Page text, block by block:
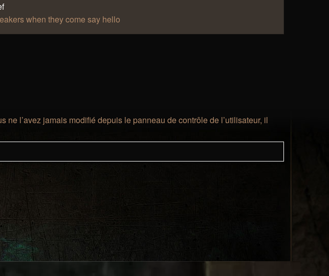
when they come say hello
l’avez jamais modifié depuis le panneau de contrôle de l’utilisateur, il